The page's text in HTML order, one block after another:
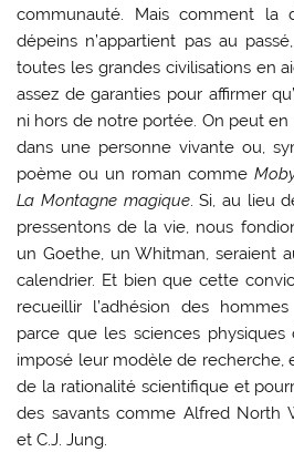
communauté. Mais comment la
dépeins n’appartient pas au
toutes les grandes civilisations en
assez de garanties pour affirmer
ni hors de notre portée. On peut en
dans une personne vivante ou,
poème ou un roman comme
La Montagne magique. Si, au lieu
pressentons de la vie, nous
un Goethe, un Whitman, seraient
calendrier. Et bien que cette
recueillir l’adhésion des
parce que les sciences physiques
imposé leur modèle de recherche,
de la rationalité scientifique et
des savants comme Alfred North
et C.J. Jung.